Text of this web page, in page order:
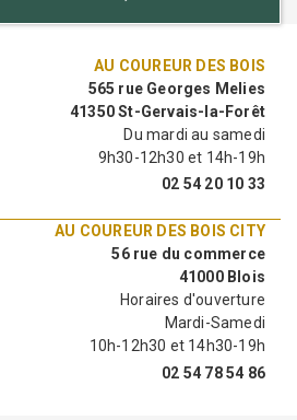
AU COUREUR DES BOIS
565 rue Georges Melies
41350 St-Gervais-la-Forêt
Du mardi au samedi
9h30-12h30 et 14h-19h
02 54 20 10 33
AU COUREUR DES BOIS CITY
56 rue du commerce
41000 Blois
Horaires d'ouverture
Mardi-Samedi
10h-12h30 et 14h30-19h
02 54 78 54 86